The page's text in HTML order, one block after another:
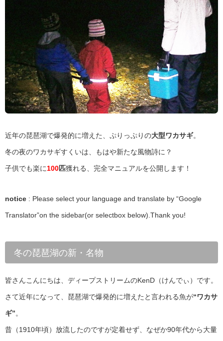
近年の琵琶湖で爆発的に増えた、ぷりっぷりの大型ワカサギ。
冬の夜のワカサギすくいは、もはや新たな風物詩に？
子供でも楽に100匹獲れる、完全マニュアルを公開します！
notice : Please select your language and translate by “Google
Translator”on the sidebar(or selectbox below).Thank you!
冬の琵琶湖の新・名物
皆さんこんにちは、ディープストリームのKenD（けんでぃ）です。
さて近年になって、琵琶湖で爆発的に増えたと言われる魚が“ワカサ
ギ”。
昔（1910年頃）放流したのですが定着せず、なぜか90年代から大量